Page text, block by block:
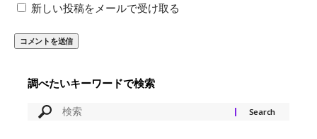
新しい投稿をメールで受け取る
調べたいキーワードで検索